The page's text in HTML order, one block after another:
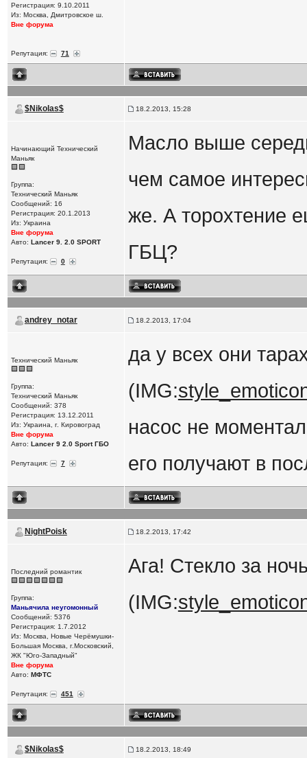
Регистрация: 9.10.2011
Из: Москва, Дмитровское ш.
Вне форума
Репутация: 71
$Nikolas$ 18.2.2013, 15:28
Начинающий Технический
Маньяк
Группа:
Технический Маньяк
Сообщений: 16
Регистрация: 20.1.2013
Из: Украина
Вне форума
Авто: Lancer 9. 2.0 SPORT
Репутация: 0
Масло выше
чем самое
же. А торохтение
ГБЦ?
andrey_notar 18.2.2013, 17:04
Технический Маньяк
Группа:
Технический Маньяк
Сообщений: 378
Регистрация: 13.12.2011
Из: Украина, г. Кировоград
Вне форума
Авто: Lanсer 9 2.0 Sport ГБО
Репутация: 7
да у всех они
(IMG:
насос не
его получают в
NightPoisk 18.2.2013, 17:42
Последний романтик
Группа:
Маньячила неугомонный
Сообщений: 5376
Регистрация: 1.7.2012
Из: Москва, Новые Черёмушки-
Большая Москва, г.Московский,
ЖК "Юго-Западный"
Вне форума
Авто: МФТС
Репутация: 451
Ага! Стекло за
(IMG:
$Nikolas$ 18.2.2013, 18:49